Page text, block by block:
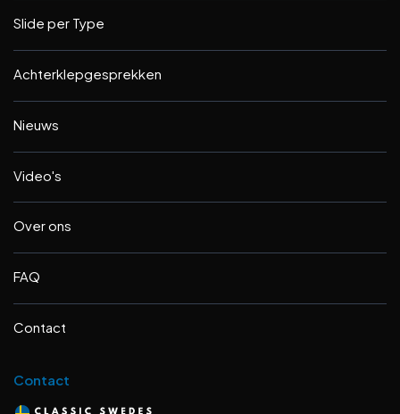
Slide per Type
Achterklepgesprekken
Nieuws
Video's
Over ons
FAQ
Contact
Contact